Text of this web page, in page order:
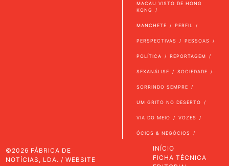
MACAU VISTO DE HONG
KONG
MANCHETE PERFIL
PERSPECTIVAS PESSOAS
POLÍTICA REPORTAGEM
SEXANÁLISE SOCIEDADE
SORRINDO SEMPRE
UM GRITO NO DESERTO
VIA DO MEIO VOZES
ÓCIOS & NEGÓCIOS
©2026 FÁBRICA DE
NOTÍCIAS, LDA. / WEBSITE
INÍCIO
FICHA TÉCNICA